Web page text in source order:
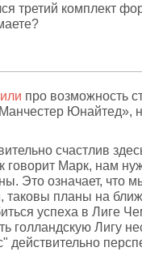
третий комплект
про возможность
Юнайтед»,
счастлив
говорит Марк, нам
Это означает, что
таковы планы на
успеха в Лиге
голландскую Лигу
действительно